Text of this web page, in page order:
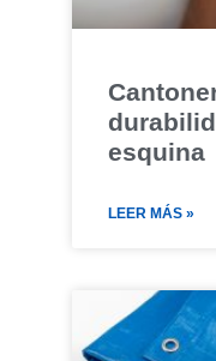
esquina
LEER MÁS »